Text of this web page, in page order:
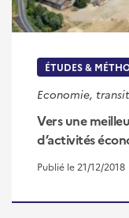
ÉTUDES &
Economie,
Vers une
d’activités
Publié le 21/12/2018